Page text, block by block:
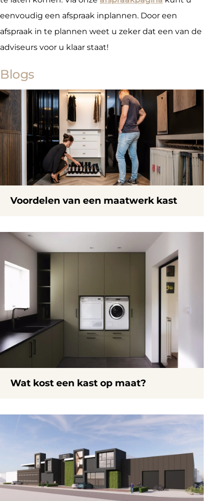
eenvoudig een afspraak inplannen. Door een
afspraak in te plannen weet u zeker dat een van de
adviseurs voor u klaar staat!
Blogs
Voordelen van een maatwerk kast
Wat kost een kast op maat?